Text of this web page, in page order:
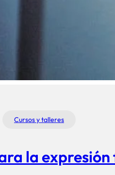
Cursos y talleres
la expresión